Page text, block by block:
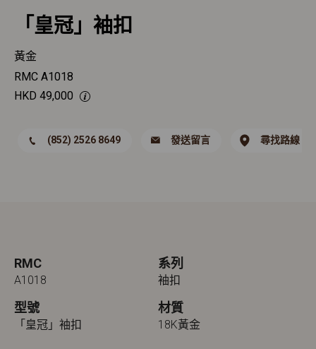
「皇冠」袖扣
黃金
RMC A1018
HKD 49,000
(852) 2526 8649 發送留言 尋找路線
RMC
A1018
系列
袖扣
型號
「皇冠」袖扣
材質
18K黃金